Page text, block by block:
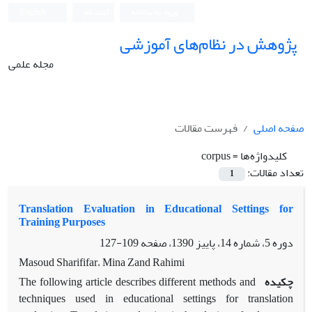
پژوهش در نظام‌های آموزشی
مجله علمی
صفحه اصلی
فهرست مقالات
کلیدواژه‌ها =corpus
تعداد مقالات:
1
Translation Evaluation in Educational Settings for
Training Purposes
دوره 5، شماره 14، پاییز 1390، صفحه
109-127
Masoud Sharififar، Mina Zand Rahimi
چکیده The following article describes different methods and
techniques used in educational settings for translation